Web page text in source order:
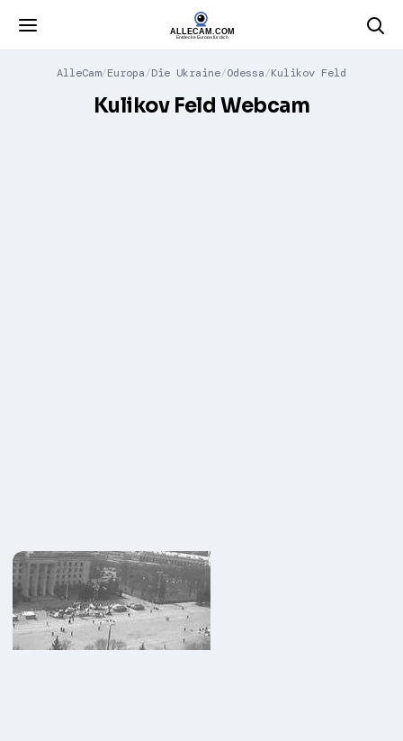
AlleCam Europa Die Ukraine Odessa Kulikov Feld
Kulikov Feld Webcam